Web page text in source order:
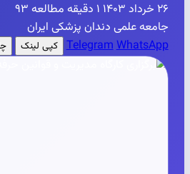
۲۶ خرداد ۱۴۰۳ ۱ دقیقه مطالعه
۹۳
جامعه علمی دندان پزشکی ایران
TelegramWhatsApp کپی لینک